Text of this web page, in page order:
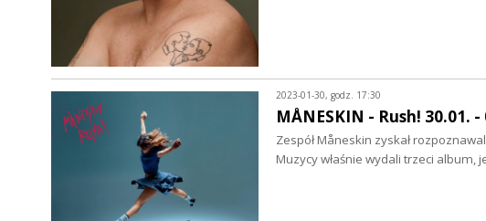
2023-01-30, godz. 17:30
MÅNESKIN - Rush! 30.01. -
Zespół Måneskin zyskał
Muzycy właśnie wydali trzeci album,